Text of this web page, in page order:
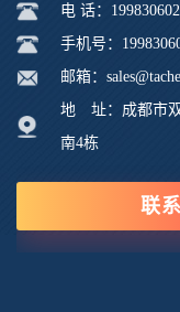
电 话：
手机号：
邮箱：
地 址：成都市
南4栋
联